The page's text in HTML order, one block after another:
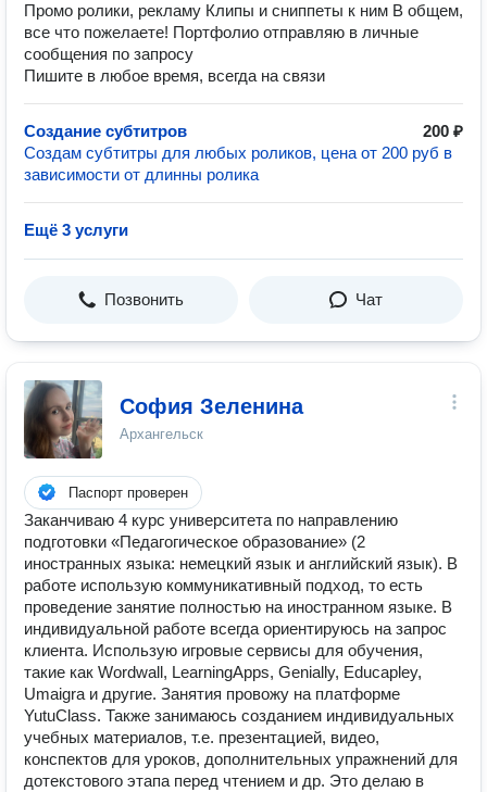
Промо ролики, рекламу Клипы и сниппеты к ним В общем,
все что пожелаете! Портфолио отправляю в личные
сообщения по запросу
Пишите в любое время, всегда на связи
Создание субтитров
200 ₽
Создам субтитры для любых роликов, цена от 200 руб в
зависимости от длинны ролика
Ещё 3 услуги
Позвонить Чат
София Зеленина
Архангельск
Паспорт проверен
Заканчиваю 4 курс университета по направлению
подготовки «Педагогическое образование» (2
иностранных языка: немецкий язык и английский язык). В
работе использую коммуникативный подход, то есть
проведение занятие полностью на иностранном языке. В
индивидуальной работе всегда ориентируюсь на запрос
клиента. Использую игровые сервисы для обучения,
такие как Wordwall, LearningApps, Genially, Educapley,
Umaigra и другие. Занятия провожу на платформе
YutuClass. Также занимаюсь созданием индивидуальных
учебных материалов, т.е. презентацией, видео,
конспектов для уроков, дополнительных упражнений для
дотекстового этапа перед чтением и др. Это делаю в